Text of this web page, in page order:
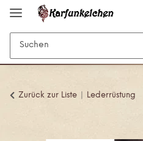
Zurück zur Liste Lederrüstung